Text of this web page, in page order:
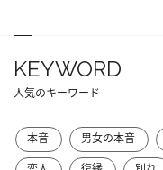
KEYWORD
人気のキーワード
本音 男女の本音